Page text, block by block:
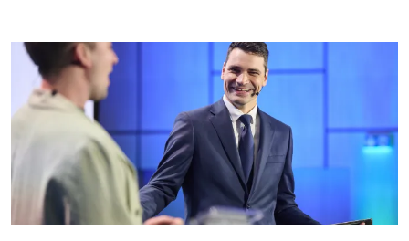
zúčastnit i příštího ročníku. „Příjemná konference,
výborný program, hezké prostory, Daniel Stach
absolutně nejlepší moderátor!!!“ Tak shrnul
Communication Summit jeden z 330 účastníků ve
své zpětné vazbě. Ta potvrdila, co bylo slyšet i
cítit po celý 9. červen v Pragovce – že ročník s
tématem „Od chaosu k dopadu“ se skutečně
povedl.